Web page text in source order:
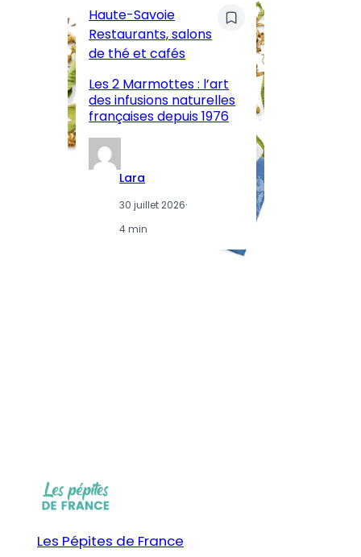
Haute-Savoie
Restaurants, salons
de thé et cafés
Les 2 Marmottes : l’art
des infusions naturelles
françaises depuis 1976
Lara
30 juillet 2026·
4 min
Les Pépites de France